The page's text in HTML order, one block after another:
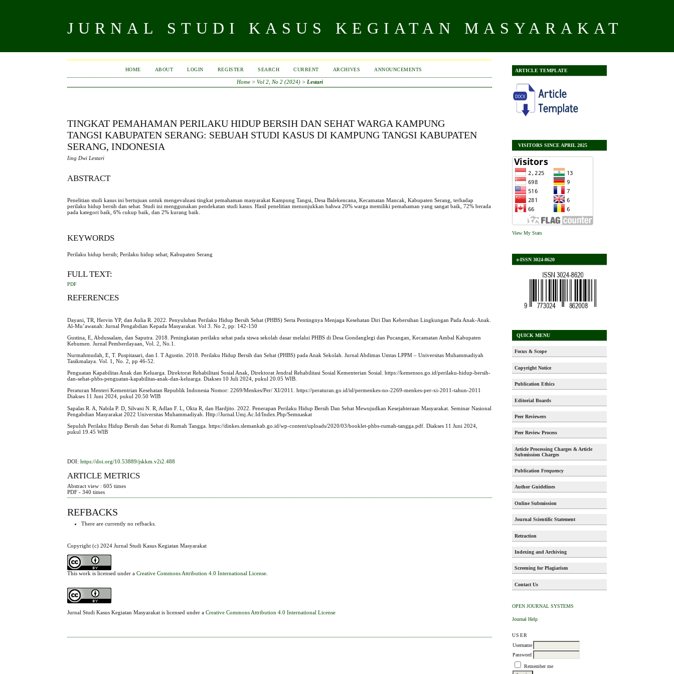
JURNAL STUDI KASUS KEGIATAN MASYARAKAT
ARTICLE TEMPLATE
VISITORS SINCE APRIL 2025
View My Stats
e-ISSN 3024-8620
QUICK MENU
Focus & Scope
Copyright Notice
Publication Ethics
Editorial Boards
Peer Reviewers
Peer Review Process
Article Processing Charges & Article
Submission Charges
Publication Frequency
Author Guidelines
Online Submission
Journal Scientific Statement
Retraction
Indexing and Archiving
Screening for Plagiarism
Contact Us
OPEN JOURNAL SYSTEMS
Journal Help
USER
Username
Password
Remember me
HOME ABOUT LOGIN REGISTER SEARCH CURRENT ARCHIVES ANNOUNCEMENTS
Home> Vol 2, No 2 (2024)> Lestari
TINGKAT PEMAHAMAN PERILAKU HIDUP BERSIH DAN SEHAT WARGA KAMPUNG
TANGSI KABUPATEN SERANG: SEBUAH STUDI KASUS DI KAMPUNG TANGSI KABUPATEN
SERANG, INDONESIA
Iing Dwi Lestari
ABSTRACT
Penelitian studi kasus ini bertujuan untuk mengevaluasi tingkat pemahaman masyarakat Kampung Tangsi, Desa Balekencana, Kecamatan Mancak, Kabupaten Serang, terhadap
perilaku hidup bersih dan sehat. Studi ini menggunakan pendekatan studi kasus. Hasil penelitian menunjukkan bahwa 20% warga memiliki pemahaman yang sangat baik, 72% berada
pada kategori baik, 6% cukup baik, dan 2% kurang baik.
KEYWORDS
Perilaku hidup bersih; Perilaku hidup sehat; Kabupaten Serang
FULL TEXT:
PDF
REFERENCES
Dayani, TR, Hervin YP, dan Aulia R. 2022. Penyuluhan Perilaku Hidup Bersih Sehat (PHBS) Serta Pentingnya Menjaga Kesehatan Diri Dan Kebersihan Lingkungan Pada Anak-Anak.
Al-Mu’awanah: Jurnal Pengabdian Kepada Masyarakat. Vol 3. No 2, pp: 142-150
Gustina, E, Abdussalam, dan Saputra. 2018. Peningkatan perilaku sehat pada siswa sekolah dasar melalui PHBS di Desa Gondanglegi dan Pucangan, Kecamatan Ambal Kabupaten
Kebumen. Jurnal Pemberdayaan, Vol. 2, No.1.
Nurmahmudah, E, T. Puspitasari, dan I. T Agustin. 2018. Perilaku Hidup Bersih dan Sehat (PHBS) pada Anak Sekolah. Jurnal Abdimas Umtas LPPM – Universitas Muhammadiyah
Tasikmalaya. Vol. 1, No. 2, pp 46-52.
Penguatan Kapabilitas Anak dan Keluarga. Direktorat Rehabilitasi Sosial Anak, Direktorat Jendral Rehabilitasi Sosial Kementerian Sosial. https://kemensos.go.id/perilaku-hidup-bersih-
dan-sehat-phbs-penguatan-kapabilitas-anak-dan-keluarga. Diakses 10 Juli 2024, pukul 20.05 WIB.
Peraturan Menteri Kementrian Kesehatan Republik Indonesia Nomor: 2269/Menkes/Per/ XI/2011. https://peraturan.go.id/id/permenkes-no-2269-menkes-per-xi-2011-tahun-2011
Diakses 11 Juni 2024, pukul 20.50 WIB
Sapalas R. A, Nabila P. D, Silvani N. R, Adlan F. L, Okta R, dan Hardjito. 2022. Penerapan Perilaku Hidup Bersih Dan Sehat Mewujudkan Kesejahteraan Masyarakat. Seminar Nasional
Pengabdian Masyarakat 2022 Universitas Muhammadiyah. Http://Jurnal.Umj.Ac.Id/Index.Php/Semnaskat
Sepuluh Perilaku Hidup Bersih dan Sehat di Rumah Tangga. https://dinkes.slemankab.go.id/wp-content/uploads/2020/03/booklet-phbs-rumah-tangga.pdf. Diakses 11 Juni 2024,
pukul 19.45 WIB
DOI:https://doi.org/10.53889/jskkm.v2i2.488
ARTICLE METRICS
Abstract view : 605 times
PDF - 340 times
REFBACKS
There are currently no refbacks.
Copyright (c) 2024 Jurnal Studi Kasus Kegiatan Masyarakat
This work is licensed under aCreative Commons Attribution 4.0 International License
Jurnal Studi Kasus Kegiatan Masyarakat is licensed under aCreative Commons Attribution 4.0 International License